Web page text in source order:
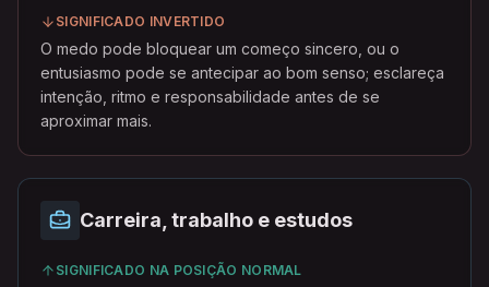
SIGNIFICADO INVERTIDO
O medo pode bloquear um começo sincero, ou o
entusiasmo pode se antecipar ao bom senso; esclareça
intenção, ritmo e responsabilidade antes de se
aproximar mais.
Carreira, trabalho e estudos
SIGNIFICADO NA POSIÇÃO NORMAL